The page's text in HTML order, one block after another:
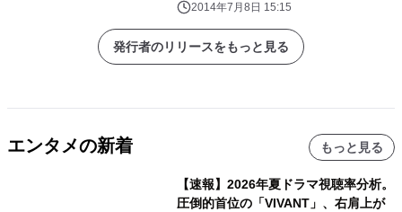
2014年7月8日 15:15
発行者のリリースをもっと見る
エンタメの新着 もっと見る
【速報】2026年夏ドラマ視聴率分析。
圧倒的首位の「VIVANT」、右肩上が